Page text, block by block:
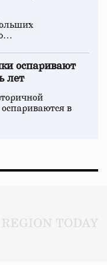
оспаривают
лет
в